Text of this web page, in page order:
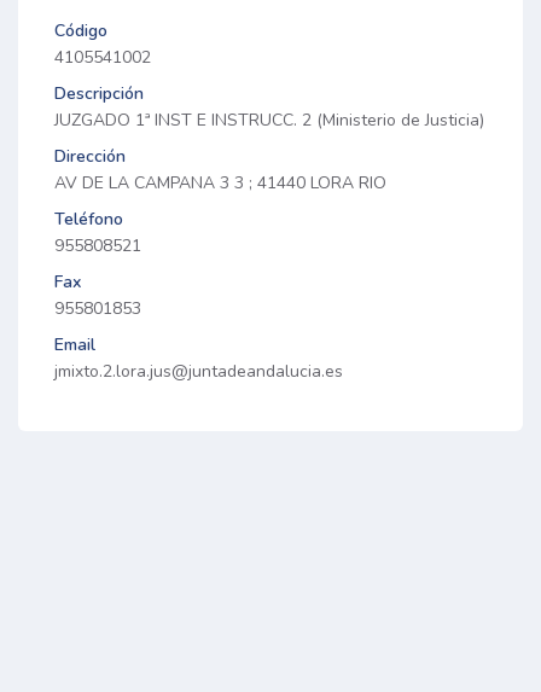
Código
4105541002
Descripción
JUZGADO 1ª INST E INSTRUCC. 2 (Ministerio de Justicia)
Dirección
AV DE LA CAMPANA 3 3 ; 41440 LORA RIO
Teléfono
955808521
Fax
955801853
Email
jmixto.2.lora.jus@juntadeandalucia.es